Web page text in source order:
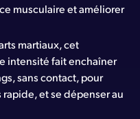
musculaire et améliorer
martiaux, cet
intensité fait enchaîner
sans contact, pour
et se dépenser au